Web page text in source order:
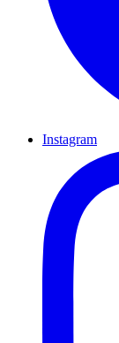
Instagram